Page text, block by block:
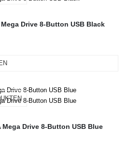
Mega Drive 8-Button USB Black
Mega Drive 8-Button USB Blue